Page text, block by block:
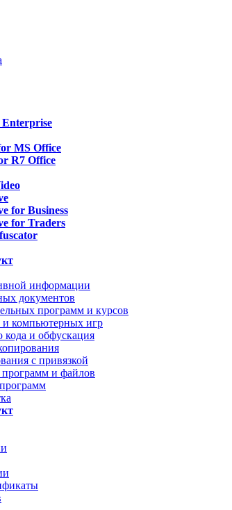
MS Office
R7 Office
for Business
for Traders
информации
документов
программ и курсов
компьютерных игр
кода и обфускация
с привязкой
и файлов